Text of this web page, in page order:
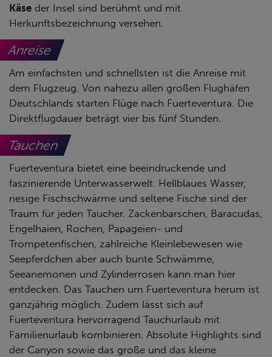
Käse der Insel sind berühmt und mit
Herkunftsbezeichnung versehen.
Anreise
Am einfachsten und schnellsten ist die Anreise mit
dem Flugzeug. Von nahezu allen großen Flughäfen
Deutschlands starten Flüge nach Fuerteventura. Die
Direktflugdauer beträgt vier bis fünf Stunden.
Tauchen
Fuerteventura bietet eine beeindruckende und
faszinierende Unterwasserwelt. Hellblaues Wasser,
riesige Fischschwärme und seltene Fische sind der
Traum für jeden Taucher. Zackenbarschen, Baracudas,
Engelhaien, Rochen, Papageien- und
Trompetenfischen, zahlreiche Kleinlebewesen wie
Seepferdchen aber auch bunte Schwämme,
Seeanemonen und Zylinderrosen kann man hier
entdecken. Das Tauchen um Fuerteventura herum ist
ganzjährig möglich. Zudem lässt sich auf
Fuerteventura hervorragend Tauchurlaub mit
Familienurlaub kombinieren. Absolute Highlights sind
der Canyon sowie das große und das kleine